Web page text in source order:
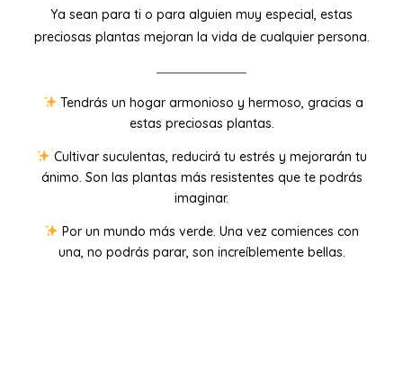
Ya sean para ti o para alguien muy especial, estas
preciosas plantas mejoran la vida de cualquier persona.
Tendrás un hogar armonioso y hermoso, gracias a
estas preciosas plantas.
Cultivar suculentas, reducirá tu estrés y mejorarán tu
ánimo. Son las plantas más resistentes que te podrás
imaginar.
Por un mundo más verde. Una vez comiences con
una, no podrás parar, son increíblemente bellas.